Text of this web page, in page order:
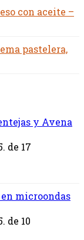
con aceite –
pastelera,
y Avena
de 17
microondas
de 10